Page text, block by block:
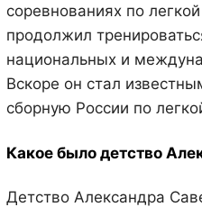
соревнованиях по
продолжил
национальных и
Вскоре он стал
сборную России по
Какое было детство
Детство Александра